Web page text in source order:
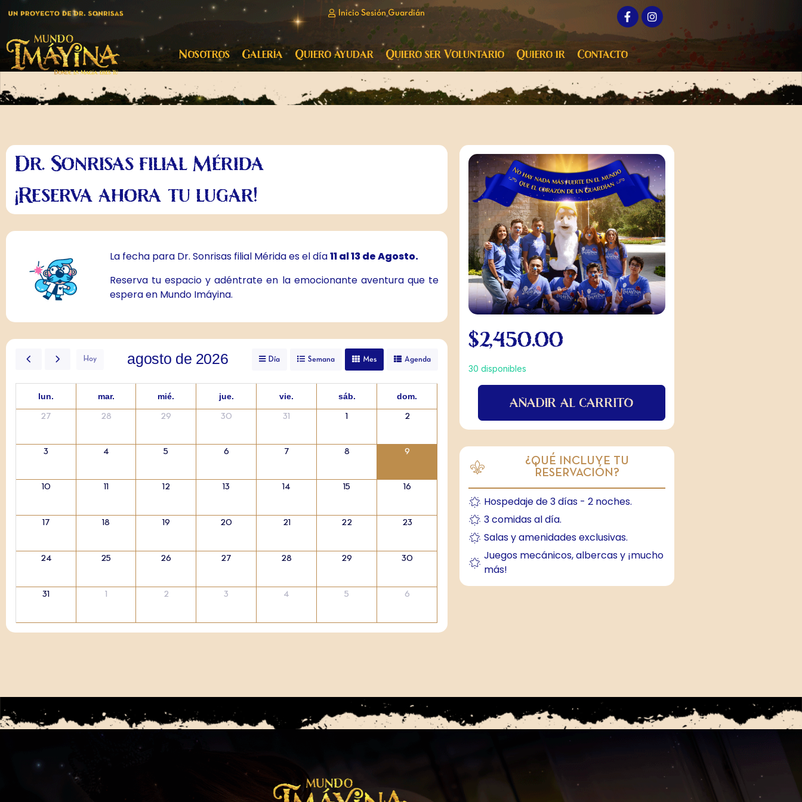
Inicio Sesión Guardián
Nosotros Galería Quiero ayudar Quiero ser Voluntario Quiero ir Contacto
Dr. Sonrisas filial Mérida
¡Reserva ahora tu lugar!
La fecha para Dr. Sonrisas filial Mérida es el día11 al 13 de Agosto.
Reserva tu espacio y adéntrate en la emocionante aventura que te
espera en Mundo Imáyina.
Hoy agosto de 2026 Día Semana Mes Agenda
lun. mar. mié. jue. vie. sáb. dom.
27 28 29 30 31 1 2
3 4 5 6 7 8 9
10 11 12 13 14 15 16
17 18 19 20 21 22 23
24 25 26 27 28 29 30
31 2 3 4 5 6
$2,450.00
30 disponibles
AÑADIR AL CARRITO
¿QUÉ INCLUYE TU
RESERVACIÓN?
Hospedaje de 3 días - 2 noches.
3 comidas al día.
Salas y amenidades exclusivas.
Juegos mecánicos, albercas y ¡mucho
más!